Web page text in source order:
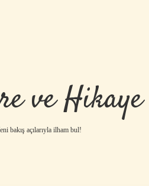
ve Hikaye
bakış açılarıyla ilham bul!